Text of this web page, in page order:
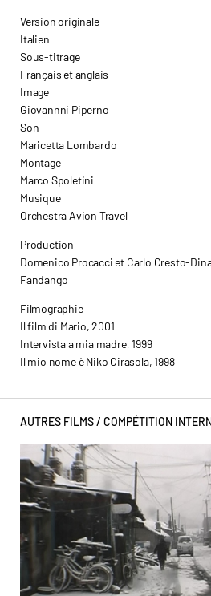
Version originale
Italien
Sous-titrage
Français et anglais
Image
Giovannni Piperno
Son
Maricetta Lombardo
Montage
Marco Spoletini
Musique
Orchestra Avion Travel
Production
Domenico Procacci et Carlo Cresto-
Fandango
Filmographie
Il film di Mario, 2001
Intervista a mia madre, 1999
Il mio nome è Niko Cirasola, 1998
AUTRES FILMS / COMPÉTITION